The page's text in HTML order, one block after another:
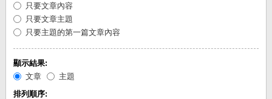
只要文章內容
只要文章主題
只要主題的第一篇文章內容
顯示結果:
文章
主題
排列順序: